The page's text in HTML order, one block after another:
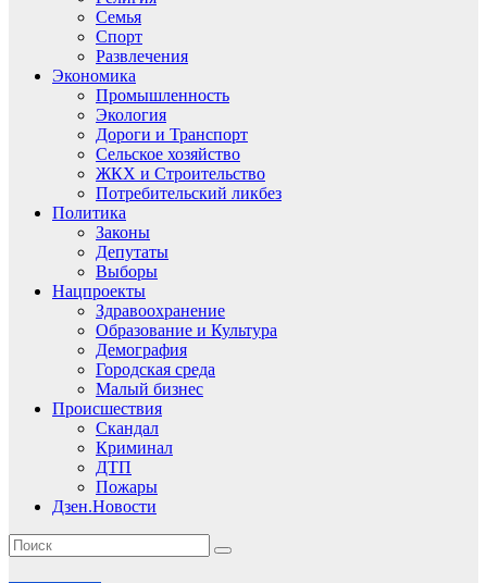
Семья
Спорт
Развлечения
Экономика
Промышленность
Экология
Дороги и Транспорт
Сельское хозяйство
ЖКХ и Строительство
Потребительский ликбез
Политика
Законы
Депутаты
Выборы
Нацпроекты
Здравоохранение
Образование и Культура
Демография
Городская среда
Малый бизнес
Происшествия
Скандал
Криминал
ДТП
Пожары
Дзен.Новости